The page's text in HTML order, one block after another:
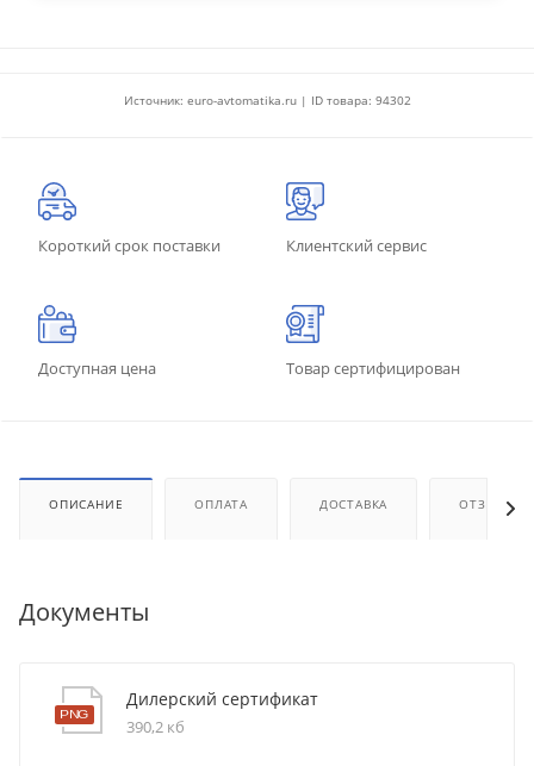
Источник: euro-avtomatika.ru | ID товара: 94302
Короткий срок поставки Клиентский сервис
Доступная цена Товар сертифицирован
ОПИСАНИЕ ОПЛАТА ДОСТАВКА ОТЗЫВЫ
Документы
Дилерский сертификат
390,2 кб